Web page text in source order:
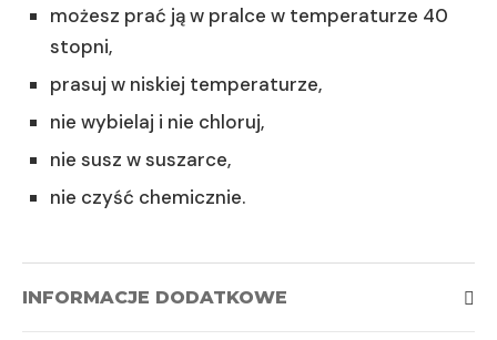
możesz prać ją w pralce w temperaturze 40
stopni,
prasuj w niskiej temperaturze,
nie wybielaj i nie chloruj,
nie susz w suszarce,
nie czyść chemicznie.
INFORMACJE DODATKOWE